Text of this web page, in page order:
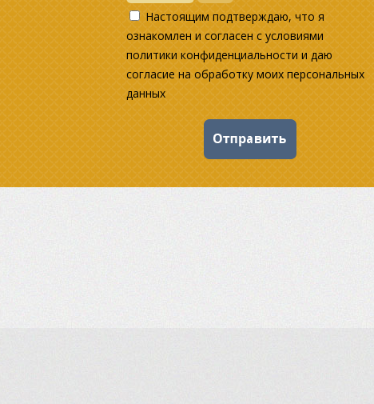
Настоящим подтверждаю, что я
ознакомлен и согласен с условиями
политики конфиденциальности и даю
согласие на обработку моих персональных
данных